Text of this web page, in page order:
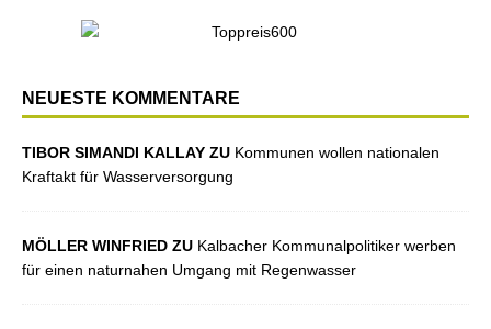
NEUESTE KOMMENTARE
TIBOR SIMANDI KALLAY ZU Kommunen wollen nationalen
Kraftakt für Wasserversorgung
MÖLLER WINFRIED ZU Kalbacher Kommunalpolitiker werben
für einen naturnahen Umgang mit Regenwasser